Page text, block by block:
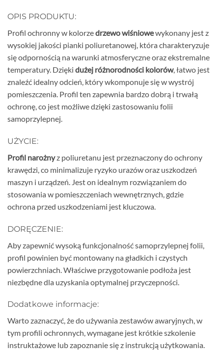
OPIS PRODUKTU:
Profil ochronny w kolorzedrzewo wiśniowewykonany jest z
wysokiej jakości pianki poliuretanowej, która charakteryzuje
się odpornością na warunki atmosferyczne oraz ekstremalne
temperatury. Dzięki dużej różnorodności kolorów, łatwo jest
znaleźć idealny odcień, który wkomponuje się w wystrój
pomieszczenia. Profil ten zapewnia bardzo dobrą i trwałą
ochronę, co jest możliwe dzięki zastosowaniu folii
samoprzylepnej.
UŻYCIE:
Profil narożnyz poliuretanu jest przeznaczony do ochrony
krawędzi, co minimalizuje ryzyko urazów oraz uszkodzeń
maszyn i urządzeń. Jest on idealnym rozwiązaniem do
stosowania w pomieszczeniach wewnętrznych, gdzie
ochrona przed uszkodzeniami jest kluczowa.
DORĘCZENIE:
Aby zapewnić wysoką funkcjonalność samoprzylepnej folii,
profil powinien być montowany na gładkich i czystych
powierzchniach. Właściwe przygotowanie podłoża jest
niezbędne dla uzyskania optymalnej przyczepności.
Dodatkowe informacje:
Warto zaznaczyć, że do używania zestawów awaryjnych, w
tym profili ochronnych, wymagane jest krótkie szkolenie
instruktażowe lub zapoznanie się z instrukcją użytkowania.